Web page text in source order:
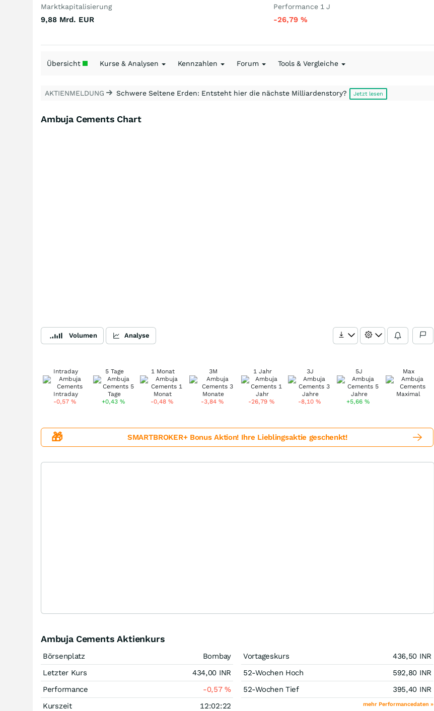
Marktkapitalisierung
9,88 Mrd. EUR
Performance 1 J
-26,79 %
Übersicht Kurse & Analysen Kennzahlen Forum Tools & Vergleiche
AKTIENMELDUNG Schwere Seltene Erden: Entsteht hier die nächste Milliardenstory? Jetzt lesen
Ambuja Cements Chart
Volumen Analyse
Intraday
-0,57%
5 Tage
+0,43%
1 Monat
-0,48 %
3M
-3,84%
1 Jahr
-26,79%
3J
-8,10 %
5J
+5,66%
Max
🎁 SMARTBROKER+ Bonus Aktion! Ihre Lieblingsaktie geschenkt!
Ambuja Cements Aktienkurs
Börsenplatz
Bombay
Letzter Kurs
434,00 INR
Performance
-0,57%
Kurszeit
12:02:22
Vortageskurs 436,50 INR
52-Wochen Hoch
592,80 INR
52-Wochen Tief
395,40 INR
mehr Performancedaten »